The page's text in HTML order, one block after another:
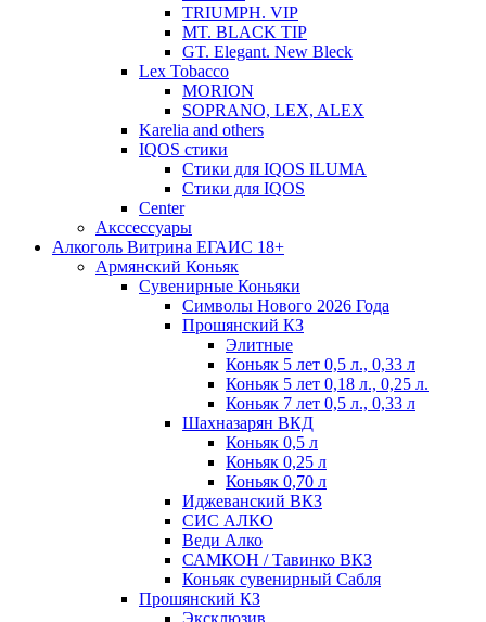
TRIUMPH. VIP
MT. BLACK TIP
GT. Elegant. New Bleck
Lex Tobacco
MORION
SOPRANO, LEX, ALEX
Karelia and others
IQOS стики
Стики для IQOS ILUMA
Стики для IQOS
Сenter
Акссессуары
Алкоголь Витрина ЕГАИС 18+
Армянский Коньяк
Сувенирные Коньяки
Символы Нового 2026 Года
Прошянский КЗ
Элитные
Коньяк 5 лет 0,5 л., 0,33 л
Коньяк 5 лет 0,18 л., 0,25 л.
Коньяк 7 лет 0,5 л., 0,33 л
Шахназарян ВКД
Коньяк 0,5 л
Коньяк 0,25 л
Коньяк 0,70 л
Иджеванский ВКЗ
СИС АЛКО
Веди Алко
САМКОН / Тавинко ВКЗ
Коньяк сувенирный Сабля
Прошянский КЗ
Эксклюзив